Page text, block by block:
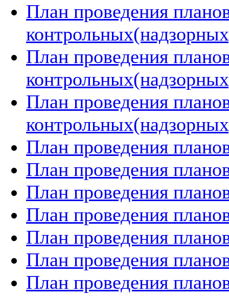
План проведения
План проведения
План проведения
План проведения
План проведения
План проведения
План проведения
План проведения
План проведения
План проведения